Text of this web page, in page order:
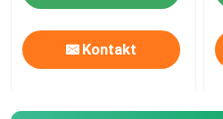
Kontakt